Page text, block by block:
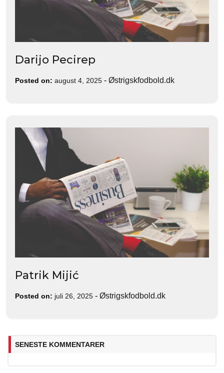
Darijo Pecirep
Posted on: august 4, 2025 - Østrigskfodbold.dk
Patrik Mijić
Posted on: juli 26, 2025 - Østrigskfodbold.dk
SENESTE KOMMENTARER